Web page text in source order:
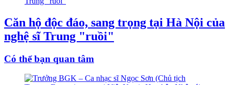
Căn hộ độc đáo, sang trọng tại Hà Nội của
nghệ sĩ Trung "ruồi"
Có thể bạn quan tâm